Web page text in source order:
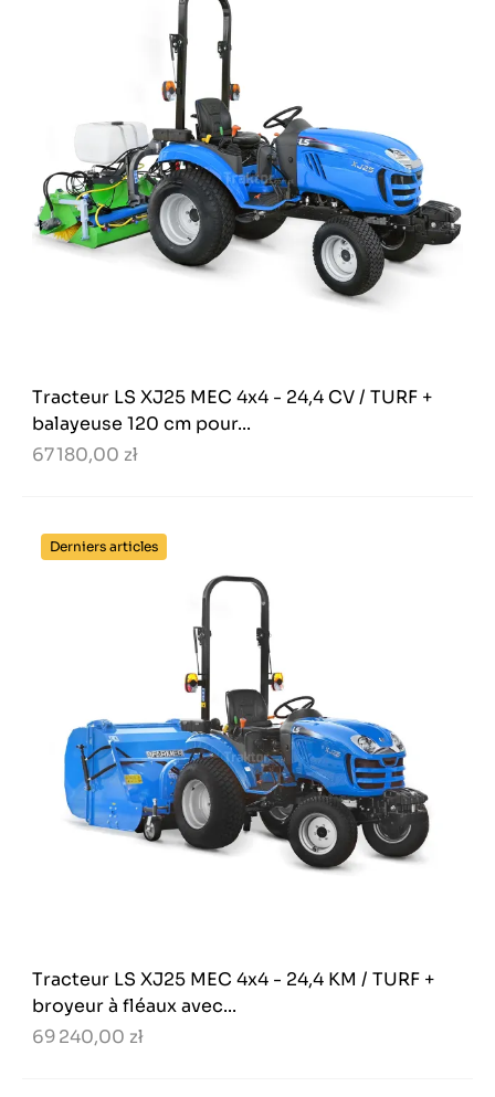
Tracteur LS XJ25 MEC 4x4 - 24,4 CV / TURF +
balayeuse 120 cm pour...
67 180,00 zł
Derniers articles
Tracteur LS XJ25 MEC 4x4 - 24,4 KM / TURF +
broyeur à fléaux avec...
69 240,00 zł